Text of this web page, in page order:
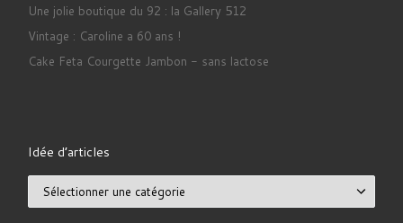
Une jolie boutique du 92 : la Gallery 512
Vintage : Caroline a 60 ans !
Cake Feta Courgette Jambon - sans lactose
Idée d’articles